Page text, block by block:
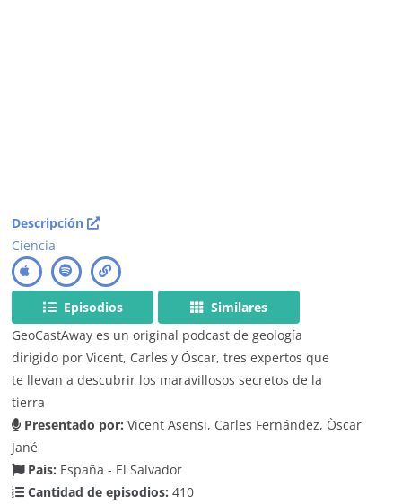
Descripción
Ciencia
Episodios
Similares
GeoCastAway es un original podcast de geología
dirigido por Vicent, Carles y Óscar, tres expertos que
te llevan a descubrir los maravillosos secretos de la
tierra
Presentado por: Vicent Asensi, Carles Fernández, Òscar
Jané
País: España - El Salvador
Cantidad de episodios: 410